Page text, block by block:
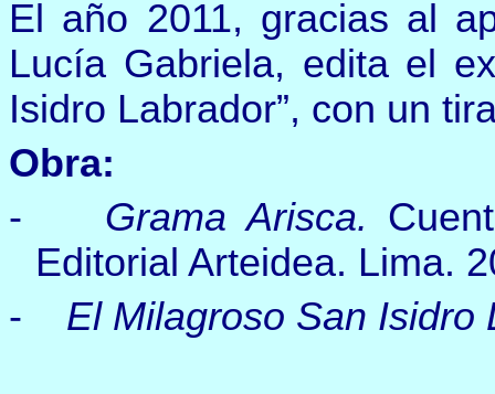
El año 2011, gracias al
Lucía Gabriela, edita el
Isidro Labrador”, con un
Obra:
-
Grama Arisca.
Editorial Arteidea. Lima.
-
El Milagroso San Isidro